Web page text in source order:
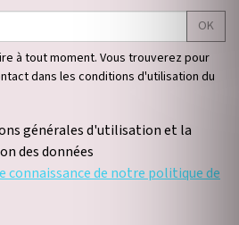
OK
à tout moment. Vous trouverez pour
dans les conditions d'utilisation du
générales d'utilisation et la
des données
connaissance de notre politique de